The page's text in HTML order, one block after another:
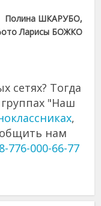
Полина ШКАРУБО,
Ларисы БОЖКО
сетях? Тогда
"Наш
,
нам
8-776-000-66-77